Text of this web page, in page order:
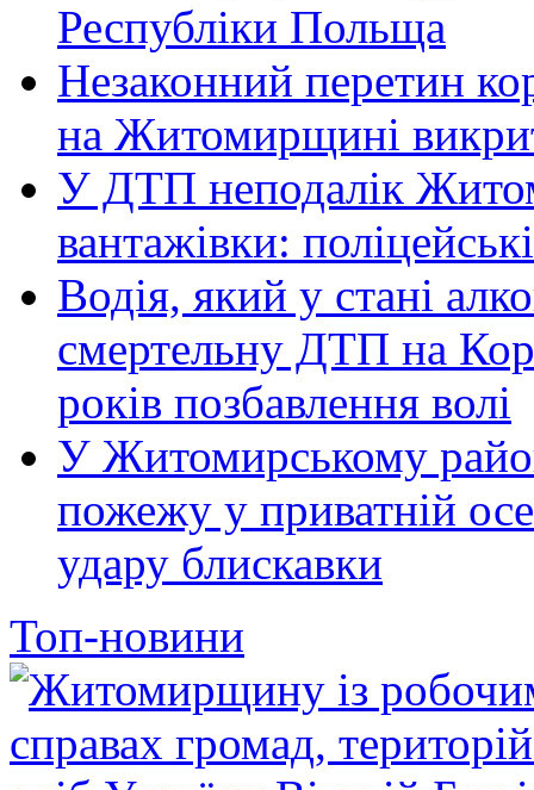
Республіки Польща
Незаконний перетин
на Житомирщині
У ДТП неподалік
вантажівки:
Водія, який у стані
смертельну ДТП на
років позбавлення волі
У Житомирському
пожежу у приватній
удару блискавки
Топ-новини